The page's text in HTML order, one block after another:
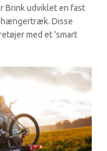
Brink udviklet en fast
Disse
med et 'smart